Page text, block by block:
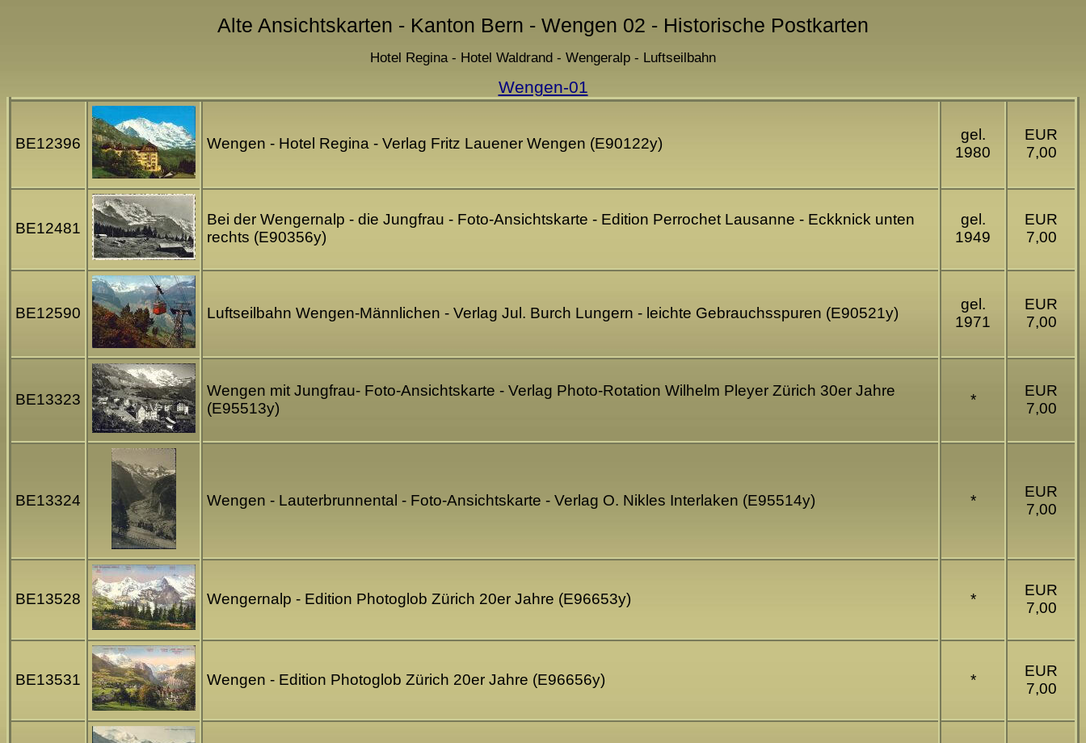
Alte Ansichtskarten - Kanton Bern - Wengen 02 - Historische Postkarten
Hotel Regina - Hotel Waldrand - Wengeralp - Luftseilbahn
Wengen-01
BE12396 Wengen - Hotel Regina - Verlag Fritz Lauener Wengen (E90122y)
gel.
1980
EUR
7,00
BE12481
Bei der Wengernalp - die Jungfrau - Foto-Ansichtskarte - Edition Perrochet Lausanne - Eckknick unten
rechts (E90356y)
gel.
1949
EUR
7,00
BE12590 Luftseilbahn Wengen-Männlichen - Verlag Jul. Burch Lungern - leichte Gebrauchsspuren (E90521y)
gel.
1971
EUR
7,00
BE13323
Wengen mit Jungfrau- Foto-Ansichtskarte - Verlag Photo-Rotation Wilhelm Pleyer Zürich 30er Jahre
(E95513y)
*
EUR
7,00
BE13324 Wengen - Lauterbrunnental - Foto-Ansichtskarte - Verlag O. Nikles Interlaken (E95514y) *
EUR
7,00
BE13528 Wengernalp - Edition Photoglob Zürich 20er Jahre (E96653y) *
EUR
7,00
BE13531 Wengen - Edition Photoglob Zürich 20er Jahre (E96656y) *
EUR
7,00